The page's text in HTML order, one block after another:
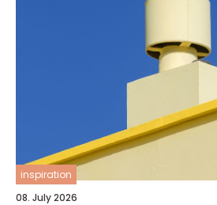
inspiration
08. July 2026